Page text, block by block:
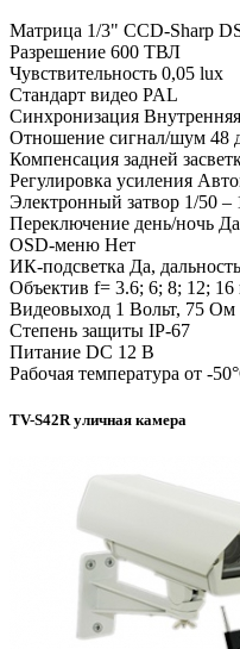
Матрица 1/3" CCD-Sharp
Разрешение 600 ТВЛ
Чувствительность 0,05 lux
Стандарт видео PAL
Синхронизация Внутренняя
Отношение сигнал/шум 48
Компенсация задней
Регулировка усиления
Электронный затвор 1/50 –
Переключение день/ночь Да
OSD-меню Нет
ИК-подсветка Да,
Объектив f= 3.6; 6; 8; 12;
Видеовыход 1 Вольт, 75 Ом
Степень защиты IP-67
Питание DC 12 В
Рабочая температура от -
TV-S42R уличная камера